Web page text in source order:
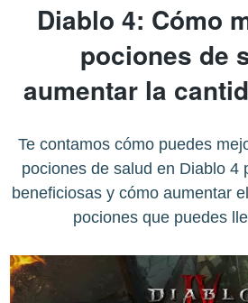
Diablo 4: Cómo
pociones de
aumentar la
Te contamos cómo puedes
pociones de salud en Diablo 4
beneficiosas y cómo aumentar
pociones que puedes